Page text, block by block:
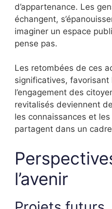
d’appartenance. Les
échangent,
imaginer un espace
pense pas.
Les retombées de ces
significatives,
l’engagement des
revitalisés deviennent
les connaissances et
partagent dans un
l’avenir